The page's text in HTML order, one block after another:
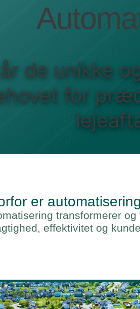
de unikke
for
er
transformerer
effektivitet og